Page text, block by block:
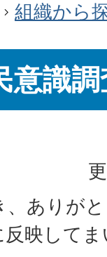
組織から
意識調
ありが
映して